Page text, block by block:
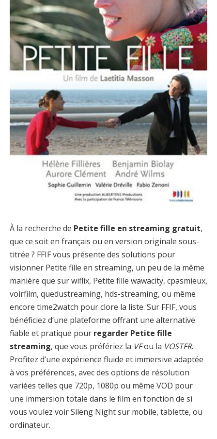
À la recherche de Petite fille en streaming gratuit,
que ce soit en français ou en version originale sous-
titrée ? FFIF vous présente des solutions pour
visionner Petite fille en streaming, un peu de la même
manière que sur wiflix, Petite fille wawacity, cpasmieux,
voirfilm, quedustreaming, hds-streaming, ou même
encore time2watch pour clore la liste. Sur FFIF, vous
bénéficiez d’une plateforme offrant une alternative
fiable et pratique pour regarder Petite fille
streaming, que vous préfériez la VFou la VOSTFR.
Profitez d’une expérience fluide et immersive adaptée
à vos préférences, avec des options de résolution
variées telles que 720p, 1080p ou même VOD pour
une immersion totale dans le film en fonction de si
vous voulez voir Sileng Night sur mobile, tablette, ou
ordinateur.